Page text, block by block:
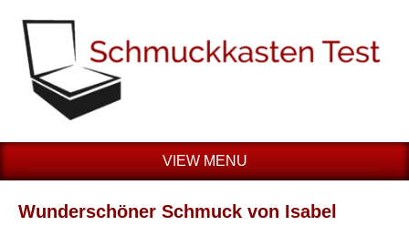
VIEW MENU
Wunderschöner Schmuck von Isabel